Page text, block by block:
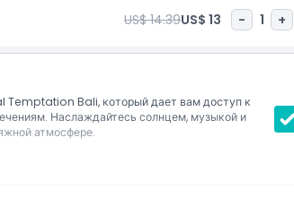
чтобы гарантировать лучшую цену и открыть
US$ 14.39US$ 13 - 1 +
Bali, который дает вам доступ к
Наслаждайтесь солнцем, музыкой и
атмосфере.